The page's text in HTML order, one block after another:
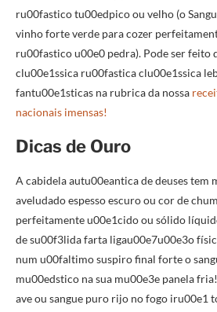
ru00fastico tu00edpico ou velho (o
vinho forte verde para cozer
ru00fastico u00e0 pedra). Pode ser feito
clu00e1ssica ru00fastica clu00e1ssica
fantu00e1sticas na rubrica da nossa
nacionais imensas!
Dicas de Ouro
A cabidela autu00eantica de deuses tem
aveludado espesso escuro ou cor de
perfeitamente u00e1cido ou sólido
de su00f3lida farta ligau00e7u00e3o
num u00faltimo suspiro final forte o
mu00edstico na sua mu00e3e panela
ave ou sangue puro rijo no fogo iru00e1